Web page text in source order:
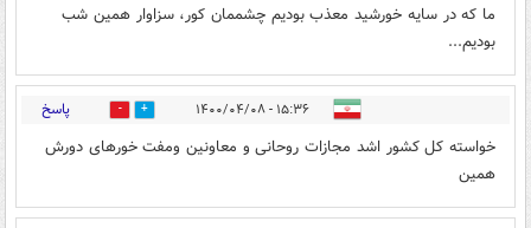
ما که در سایه خورشید معذب بودیم چشممان کور، سزاوار همین شب
بودیم...
۱۵:۳۶ - ۱۴۰۰/۰۴/۰۸ 2 پاسخ
خواسته کل کشور اشد مجازات روحانی و معاونین ومفت خورهای دورش
همین